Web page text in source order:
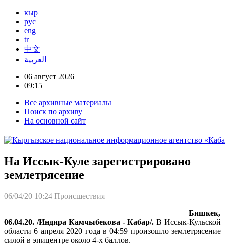
кыр
рус
eng
tr
中文
العربية
06 август 2026
09:15
Все архивные материалы
Поиск по архиву
На основной сайт
На Иссык-Куле зарегистрировано
землетрясение
06/04/20 10:24 Происшествия
Бишкек,
06.04.20. /Индира Камчыбекова - Кабар/. В Иссык-Кульской
области 6 апреля 2020 года в 04:59 произошло землетрясение
силой в эпицентре около 4-х баллов.